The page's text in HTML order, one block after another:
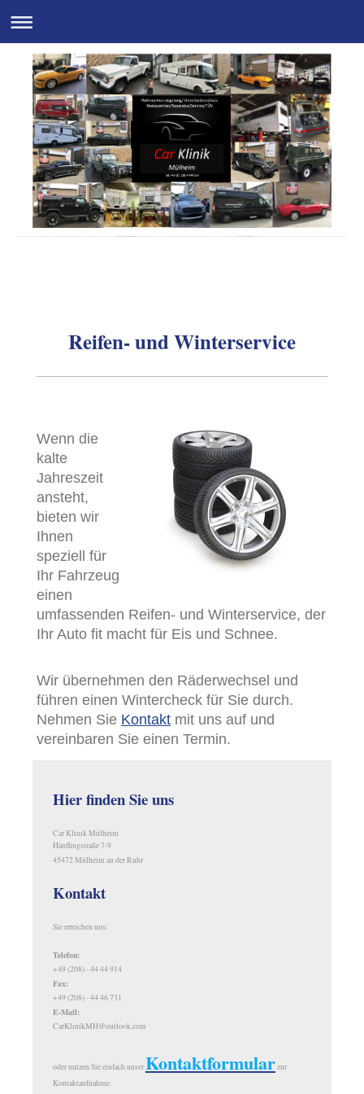
Reifen- und Winterservice
Wenn die
kalte
Jahreszeit
ansteht,
bieten wir
Ihnen
speziell für
Ihr Fahrzeug
einen
umfassenden Reifen- und Winterservice, der
Ihr Auto fit macht für Eis und Schnee.
Wir übernehmen den Räderwechsel und
führen einen Wintercheck für Sie durch.
Nehmen Sie Kontakt mit uns auf und
vereinbaren Sie einen Termin.
Hier finden Sie uns
Car Klinik Mülheim
Hänflingstraße 7-9
45472 Mülheim an der Ruhr
Kontakt
Sie erreichen uns:
Telefon:
+49 (208) - 44 44 914
Fax:
+49 (208) - 44 46 731
E-Mail:
CarKlinikMH@outlook.com
oder nutzen Sie einfach unserKontaktformularzur
Kontaktaufnahme.